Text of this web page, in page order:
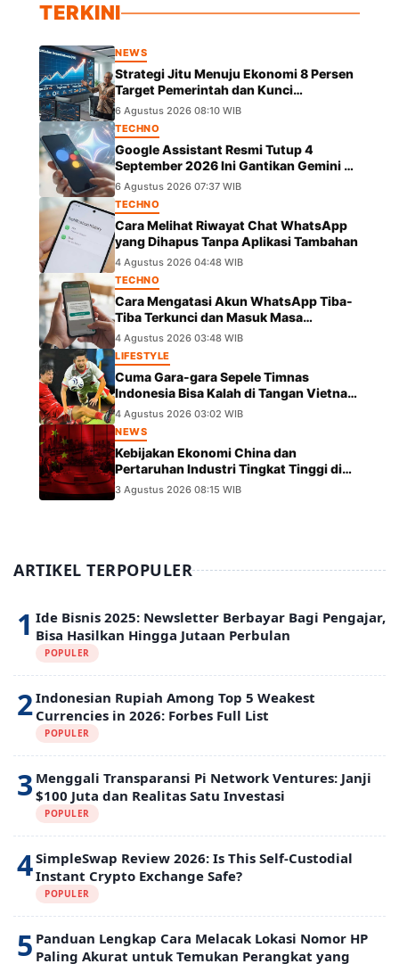
TERKINI
NEWS
Strategi Jitu Menuju Ekonomi 8 Persen
Target Pemerintah dan Kunci
Pertumbuhannya
6 Agustus 2026 08:10 WIB
TECHNO
Google Assistant Resmi Tutup 4
September 2026 Ini Gantikan Gemini di
Android
6 Agustus 2026 07:37 WIB
TECHNO
Cara Melihat Riwayat Chat WhatsApp
yang Dihapus Tanpa Aplikasi Tambahan
4 Agustus 2026 04:48 WIB
TECHNO
Cara Mengatasi Akun WhatsApp Tiba-
Tiba Terkunci dan Masuk Masa
Peninjauan Massal
4 Agustus 2026 03:48 WIB
LIFESTYLE
Cuma Gara-gara Sepele Timnas
Indonesia Bisa Kalah di Tangan Vietnam
dalam Laga Piala AFF 2026
4 Agustus 2026 03:02 WIB
NEWS
Kebijakan Ekonomi China dan
Pertaruhan Industri Tingkat Tinggi di
Panggung Global
3 Agustus 2026 08:15 WIB
ARTIKEL TERPOPULER
1 Ide Bisnis 2025: Newsletter Berbayar Bagi Pengajar,
Bisa Hasilkan Hingga Jutaan Perbulan
POPULER
2Indonesian Rupiah Among Top 5 Weakest
Currencies in 2026: Forbes Full List
POPULER
3 Menggali Transparansi Pi Network Ventures: Janji
$100 Juta dan Realitas Satu Investasi
POPULER
4SimpleSwap Review 2026: Is This Self-Custodial
Instant Crypto Exchange Safe?
POPULER
5 Panduan Lengkap Cara Melacak Lokasi Nomor HP
Paling Akurat untuk Temukan Perangkat yang